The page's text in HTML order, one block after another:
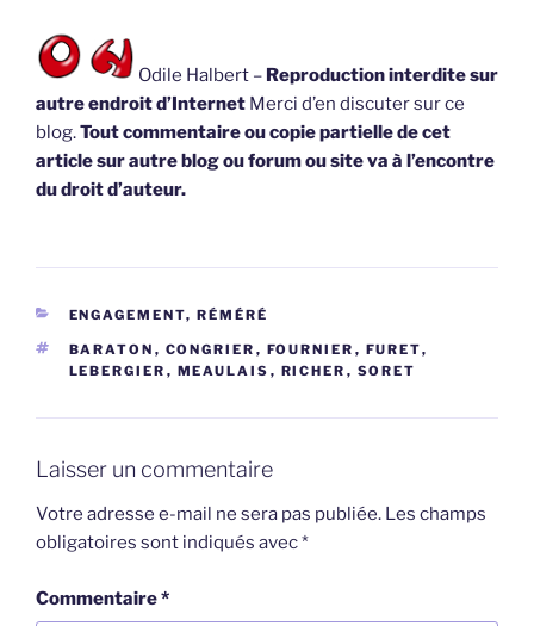
Odile Halbert – Reproduction interdite sur
autre endroit d’Internet Merci d’en discuter sur ce
blog.Tout commentaire ou copie partielle de cet
article sur autre blog ou forum ou site va à l’encontre
du droit d’auteur.
CATÉGORIES
ENGAGEMENT, RÉMÉRÉ
ÉTIQUETTES
BARATON , CONGRIER , FOURNIER , FURET,
LEBERGIER , MEAULAIS , RICHER , SORET
Laisser un commentaire
Votre adresse e-mail ne sera pas publiée. Les champs
obligatoires sont indiqués avec*
Commentaire*